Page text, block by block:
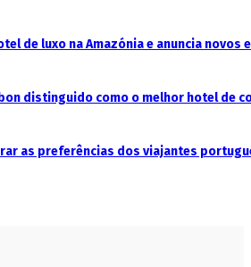
de luxo na Amazónia e anuncia
distinguido como o melhor hotel de
as preferências dos viajantes